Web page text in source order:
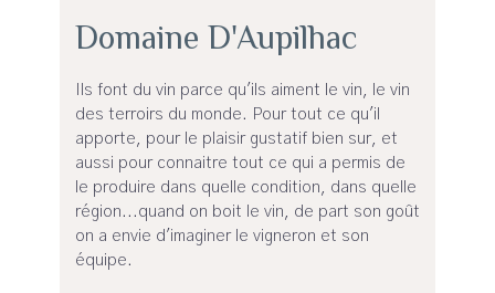
Domaine D'Aupilhac
Ils font du vin parce qu'ils aiment le vin, le vin
des terroirs du monde. Pour tout ce qu'il
apporte, pour le plaisir gustatif bien sur, et
aussi pour connaitre tout ce qui a permis de
le produire dans quelle condition, dans quelle
région...quand on boit le vin, de part son goût
on a envie d'imaginer le vigneron et son
équipe.